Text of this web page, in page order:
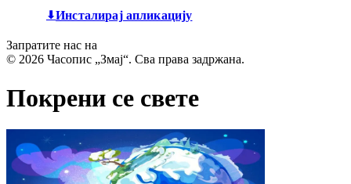
Инсталирај апликацију
Запратите нас на
© 2026 Часопис „Змај“. Сва права задржана.
Покрени се свете